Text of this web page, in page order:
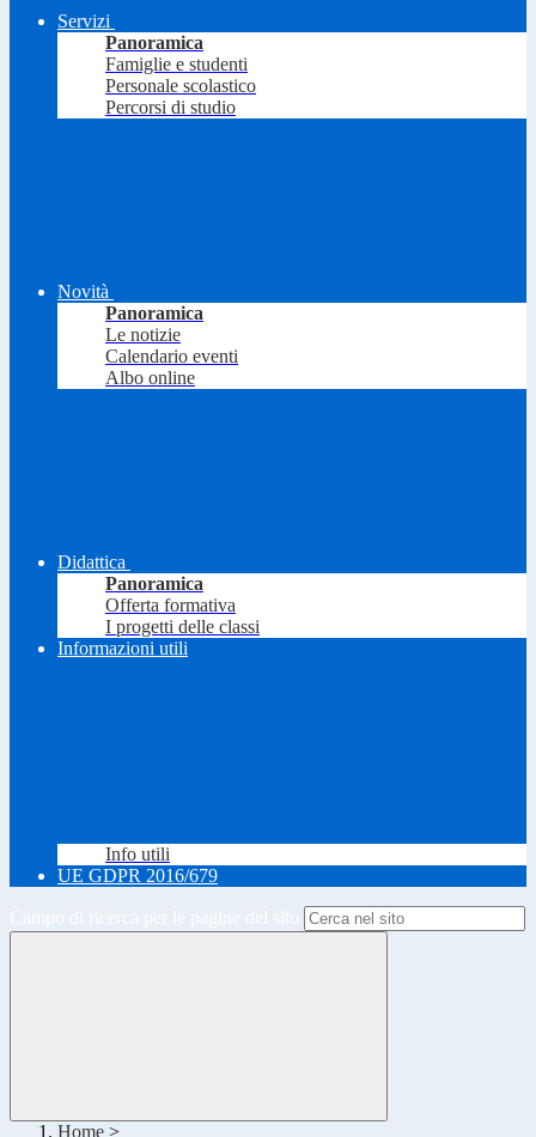
Servizi
Panoramica
Famiglie e studenti
Personale scolastico
Percorsi di studio
Novità
Panoramica
Le notizie
Calendario eventi
Albo online
Didattica
Panoramica
Offerta formativa
I progetti delle classi
Informazioni utili
Info utili
UE GDPR 2016/679
Home >